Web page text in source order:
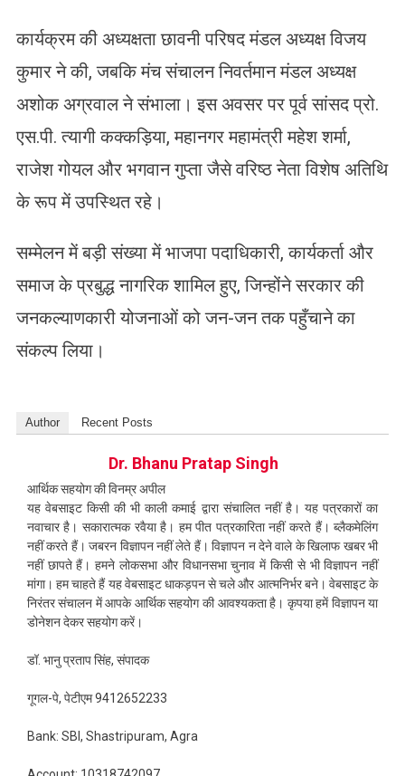
कार्यक्रम की अध्यक्षता छावनी परिषद मंडल अध्यक्ष विजय
कुमार ने की, जबकि मंच संचालन निवर्तमान मंडल अध्यक्ष
अशोक अग्रवाल ने संभाला। इस अवसर पर पूर्व सांसद प्रो.
एस.पी. त्यागी कक्कड़िया, महानगर महामंत्री महेश शर्मा,
राजेश गोयल और भगवान गुप्ता जैसे वरिष्ठ नेता विशेष अतिथि
के रूप में उपस्थित रहे।
सम्मेलन में बड़ी संख्या में भाजपा पदाधिकारी, कार्यकर्ता और
समाज के प्रबुद्ध नागरिक शामिल हुए, जिन्होंने सरकार की
जनकल्याणकारी योजनाओं को जन-जन तक पहुँचाने का
संकल्प लिया।
Author Recent Posts
Dr. Bhanu Pratap Singh
आर्थिक सहयोग की विनम्र अपील
यह वेबसाइट किसी की भी काली कमाई द्वारा संचालित नहीं है। यह पत्रकारों का
नवाचार है। सकारात्मक रवैया है। हम पीत पत्रकारिता नहीं करते हैं। ब्लैकमेलिंग
नहीं करते हैं। जबरन विज्ञापन नहीं लेते हैं। विज्ञापन न देने वाले के खिलाफ खबर भी
नहीं छापते हैं। हमने लोकसभा और विधानसभा चुनाव में किसी से भी विज्ञापन नहीं
मांगा। हम चाहते हैं यह वेबसाइट धाकड़पन से चले और आत्मनिर्भर बने। वेबसाइट के
निरंतर संचालन में आपके आर्थिक सहयोग की आवश्यकता है। कृपया हमें विज्ञापन या
डोनेशन देकर सहयोग करें।
डॉ. भानु प्रताप सिंह, संपादक
गूगल-पे, पेटीएम 9412652233
Bank: SBI, Shastripuram, Agra